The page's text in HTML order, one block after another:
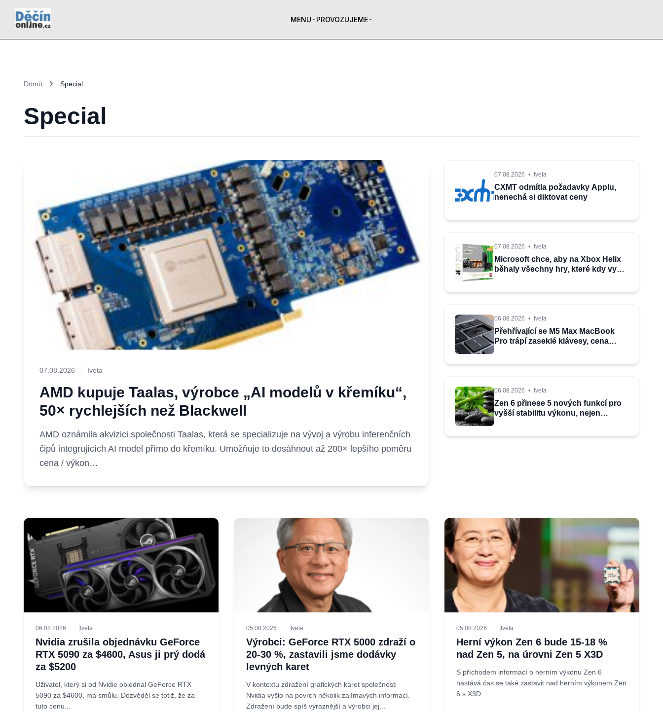
MENU PROVOZUJEME
Domů Special
Special
07.08.2026 Iveta
AMD kupuje Taalas, výrobce „AI modelů v křemíku“,
50× rychlejších než Blackwell
AMD oznámila akvizici společnosti Taalas, která se specializuje na vývoj a výrobu inferenčních
čipů integrujících AI model přímo do křemíku. Umožňuje to dosáhnout až 200× lepšího poměru
cena / výkon…
07.08.2026 • Iveta
CXMT odmítla požadavky Applu,
nenechá si diktovat ceny
07.08.2026 • Iveta
Microsoft chce, aby na Xbox Helix
běhaly všechny hry, které kdy vyšly
06.08.2026 • Iveta
Přehřívající se M5 Max MacBook
Pro trápí zaseklé klávesy, cena
06.08.2026 • Iveta
Zen 6 přinese 5 nových funkcí pro
vyšší stabilitu výkonu, nejen
06.08.2026 Iveta
Nvidia zrušila objednávku GeForce
RTX 5090 za $4600, Asus ji prý dodá
za $5200
Uživatel, který si od Nvidie objednal GeForce RTX
5090 za $4600, má smůlu. Dozvěděl se totiž, že za
tuto cenu...
05.08.2026 Iveta
Výrobci: GeForce RTX 5000 zdraží o
20-30 %, zastavili jsme dodávky
levných karet
V kontextu zdražení grafických karet společnosti
Nvidia vyšlo na povrch několik zajímavých informací.
Zdražení bude spíš výraznější a výrobci jej...
05.08.2026 Iveta
Herní výkon Zen 6 bude 15-18 %
nad Zen 5, na úrovni Zen 5 X3D
S příchodem informací o herním výkonu Zen 6
nastává čas se také zastavit nad herním výkonem Zen
6 s X3D....